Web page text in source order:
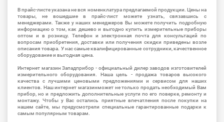
В прайс-листе указана не вся номенклатура предлагаемой продукции. Цены на
товары, не вошедшие в прайс-лист можете узнать, связавшись с
менеджерами. Также у наших менеджеров Вы можете получить подробную
информацию о том, как дешево и выгодно купить измерительные приборы
оптом и в розницу. Телефон и электронная почта для консультаций по
вопросам приобретения, доставки или получения скидки приведены возле
описания товара. У нас самые квалифицированные сотрудники, качественное
оборудование и выгодная цена.
Интернет магазин Западприбор - официальный дилер заводов изготовителей
измерительного оборудования. Наша цель - продажа товаров высокого
качества с лучшими ценовыми предложениями и сервисом для наших
клиентов. Наш интернет магазинможет не только продать необходимый Вам
прибор, но и предложить дополнительные услуги по его поверке, ремонту и
монтажу. Чтобы у Вас остались приятные впечатления после покупки на
нашем сайте, мы предусмотрели специальные гарантированные подарки к
самым популярным товарам.